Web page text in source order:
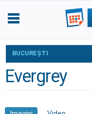
BUCUREŞTI
Evergrey